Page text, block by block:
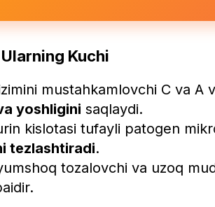
Kuchi
mustahkamlovchi C va A
yoshligini saqlaydi.
kislotasi tufayli patogen
tezlashtiradi.
tozalovchi va uzoq